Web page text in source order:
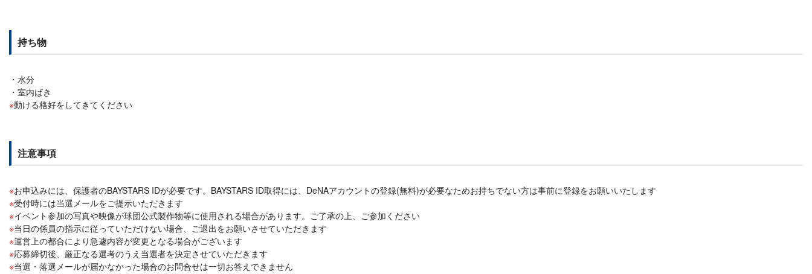
持ち物
水分
室内ばき
動ける格好をしてきてください
注意事項
お申込みには、保護者のBAYSTARS IDが必要です。BAYSTARS ID取得には、DeNAアカウントの登録(無料)が必要なためお持ちでない方は事前に登録をお願いいたします
受付時には当選メールをご提示いただきます
イベント参加の写真や映像が球団公式製作物等に使用される場合があります。ご了承の上、ご参加ください
当日の係員の指示に従っていただけない場合、ご退出をお願いさせていただきます
運営上の都合により急遽内容が変更となる場合がございます
応募締切後、厳正なる選考のうえ当選者を決定させていただきます
当選・落選メールが届かなかった場合のお問合せは一切お答えできません